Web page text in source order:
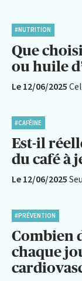
#NUTRITION
Que
ou huile
Le 12/06/2025
#CAFÉINE
Est-il
du café à
Le 12/06/2025
#PRÉVENTION
Combien
chaque